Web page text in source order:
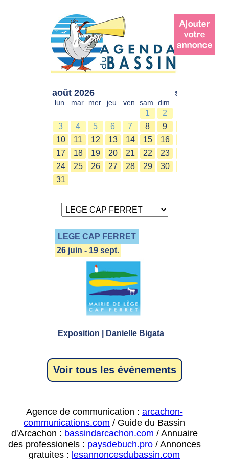
août 2026
lun. mar. mer. jeu. ven. sam. dim.
1
2
3
4 5 6 7 8
9
10
11 12 13 14 15
16
17
18 19 20 21 22
23
24
25 26 27 28 29
30
31
sept. 2026
LEGE CAP FERRET
Exposition | Danielle Bigata
26 juin - 19 sept.
Voir tous les événements
Agence de communication : arcachon-
communications.com / Guide du Bassin
d'Arcachon : bassindarcachon.com / Annuaire
des professionels : paysdebuch.pro/ Annonces
gratuites : lesannoncesdubassin.com